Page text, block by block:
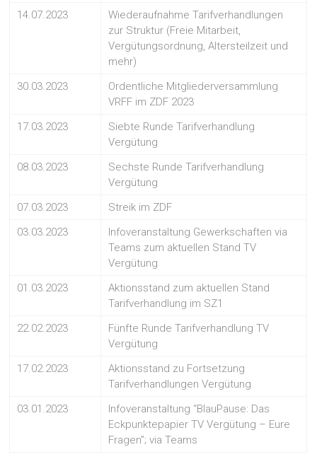
14.07.2023
Wiederaufnahme Tarifverhandlungen
zur Struktur (Freie Mitarbeit,
Vergütungsordnung, Altersteilzeit und
mehr)
30.03.2023
Ordentliche Mitgliederversammlung
VRFF im ZDF 2023
17.03.2023
Siebte Runde Tarifverhandlung
Vergütung
08.03.2023
Sechste Runde Tarifverhandlung
Vergütung
07.03.2023
Streik im ZDF
03.03.2023
Infoveranstaltung Gewerkschaften via
Teams zum aktuellen Stand TV
Vergütung
01.03.2023
Aktionsstand zum aktuellen Stand
Tarifverhandlung im SZ1
22.02.2023
Fünfte Runde Tarifverhandlung TV
Vergütung
17.02.2023
Aktionsstand zu Fortsetzung
Tarifverhandlungen Vergütung
03.01.2023
Infoveranstaltung “BlauPause: Das
Eckpunktepapier TV Vergütung – Eure
Fragen”; via Teams